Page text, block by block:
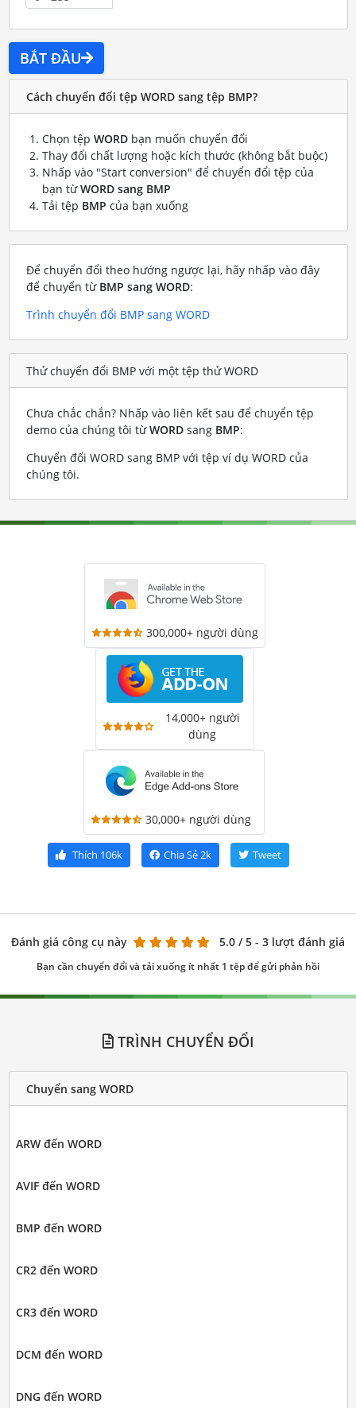
BẮT ĐẦU
Cách chuyển đổi tệp WORD sang tệp BMP?
Chọn tệp WORDbạn muốn chuyển đổi
Thay đổi chất lượng hoặc kích thước (không bắt buộc)
Nhấp vào "Start conversion" để chuyển đổi tệp của
bạn từWORD sang BMP
Tải tệp BMP của bạn xuống
Để chuyển đổi theo hướng ngược lại, hãy nhấp vào đây
để chuyển từ BMP sang WORD:
Trình chuyển đổi BMP sang WORD
Thử chuyển đổi BMP với một tệp thử WORD
Chưa chắc chắn? Nhấp vào liên kết sau để chuyển tệp
demo của chúng tôi từWORDsang BMP:
Chuyển đổi WORD sang BMP với tệp ví dụ WORD của
chúng tôi.
300,000+ người dùng
14,000+ người
dùng
30,000+ người dùng
Thích 106k Chia Sẻ2k Tweet
Đánh giá công cụ này 5.0 / 5 - 3 lượt đánh giá
Bạn cần chuyển đổi và tải xuống ít nhất 1 tệp để gửi phản hồi
TRÌNH CHUYỂN ĐỔI
Chuyển sang WORD
ARW đến WORD
AVIF đến WORD
BMP đến WORD
CR2 đến WORD
CR3 đến WORD
DCM đến WORD
DNG đến WORD